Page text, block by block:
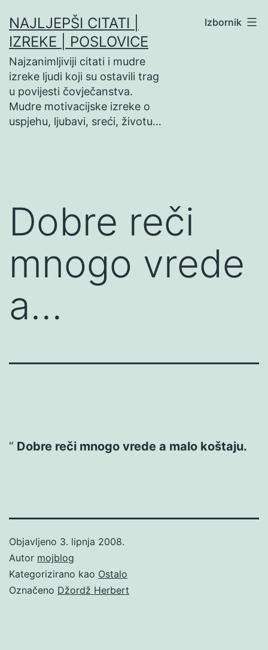
na
sadržaj
NAJLJEPŠI CITATI |
IZREKE | POSLOVICE
Najzanimljiviji citati i mudre
izreke ljudi koji su ostavili trag
u povijesti čovječanstva.
Mudre motivacijske izreke o
uspjehu, ljubavi, sreći, životu…
Izbornik
Dobre reči
mnogo vrede
a…
Dobre reči mnogo vrede a malo koštaju.
Objavljeno 3. lipnja 2008.
Autor mojblog
Kategorizirano kao Ostalo
Označeno Džordž Herbert